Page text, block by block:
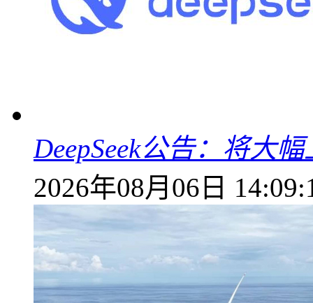
DeepSeek公告：将大
2026年08月06日